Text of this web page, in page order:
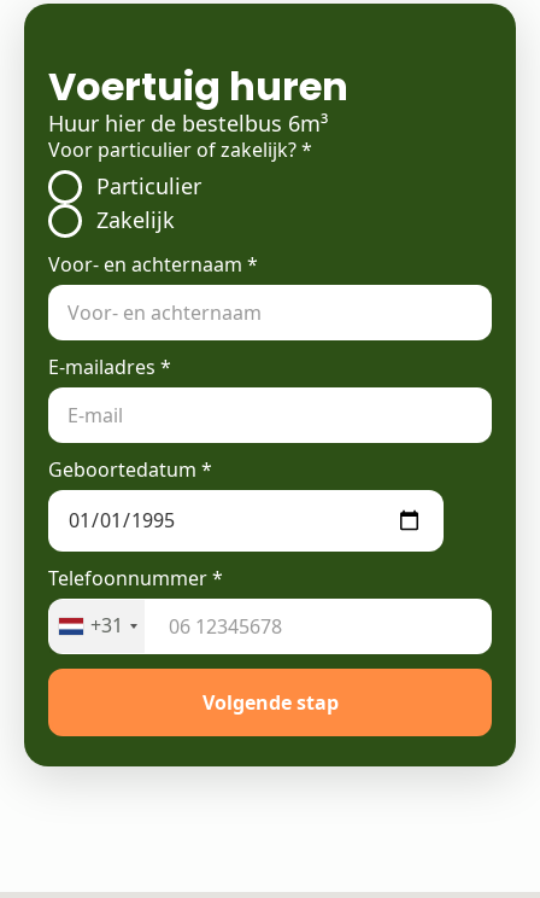
Voertuig huren
Huur hier de bestelbus 6m³
Voor particulier of zakelijk?*
Particulier
Zakelijk
Voor- en achternaam *
E-mailadres *
Geboortedatum *
Telefoonnummer*
+31
Volgende stap